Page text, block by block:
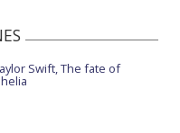
Swift, The fate of